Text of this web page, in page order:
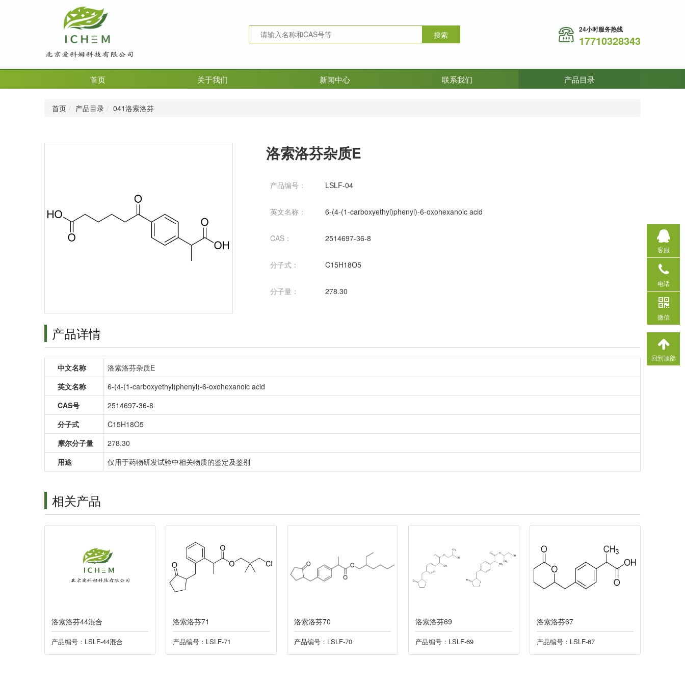
客服
电话
微信
回到顶部
24小时服务热线
17710328343
首页 关于我们 新闻中心 联系我们 产品目录
首页 产品目录 041洛索洛芬
洛索洛芬杂质E
产品编号： LSLF-04
英文名称： 6-(4-(1-carboxyethyl)phenyl)-6-oxohexanoic acid
CAS： 2514697-36-8
分子式： C15H18O5
分子量： 278.30
产品详情
中文名称
洛索洛芬杂质E
英文名称
6-(4-(1-carboxyethyl)phenyl)-6-oxohexanoic acid
CAS号
2514697-36-8
分子式
C15H18O5
摩尔分子量
278.30
用途
仅用于药物研发试验中相关物质的鉴定及鉴别
相关产品
洛索洛芬44混合
产品编号：LSLF-44混合
洛索洛芬71
产品编号：LSLF-71
洛索洛芬70
产品编号：LSLF-70
洛索洛芬69
产品编号：LSLF-69
洛索洛芬67
产品编号：LSLF-67